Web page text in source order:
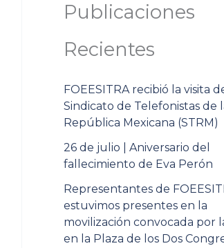
Publicaciones
Recientes
FOEESITRA recibió la visita
Sindicato de Telefonistas de
República Mexicana (STRM)
26 de julio | Aniversario del
fallecimiento de Eva Perón
Representantes de
estuvimos presentes en la
movilización convocada por
en la Plaza de los Dos